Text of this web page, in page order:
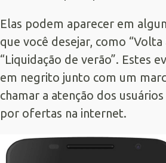
Elas podem aparecer em
que você desejar, como “Volta
“Liquidação de verão”. Estes
em negrito junto com um
chamar a atenção dos
por ofertas na internet.